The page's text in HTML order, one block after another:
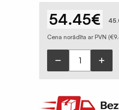
€
54.45
Cena norādīta ar PVN (€
iebūvējams